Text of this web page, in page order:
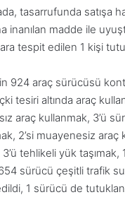
tasarrufunda satışa
inanılan madde ile
tespit edilen 1 kişi
924 araç sürücüsü
tesiri altında araç
araç kullanmak, 3’ü
2’si muayenesiz araç
tehlikeli yük taşımak,
sürücü çeşitli trafik
1 sürücü de